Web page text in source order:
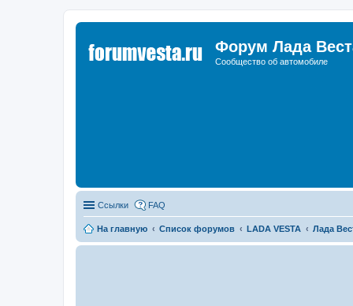
Форум Лада
Сообщество об автомобиле
Ссылки FAQ
На главную Список форумов LADA VESTA Лада